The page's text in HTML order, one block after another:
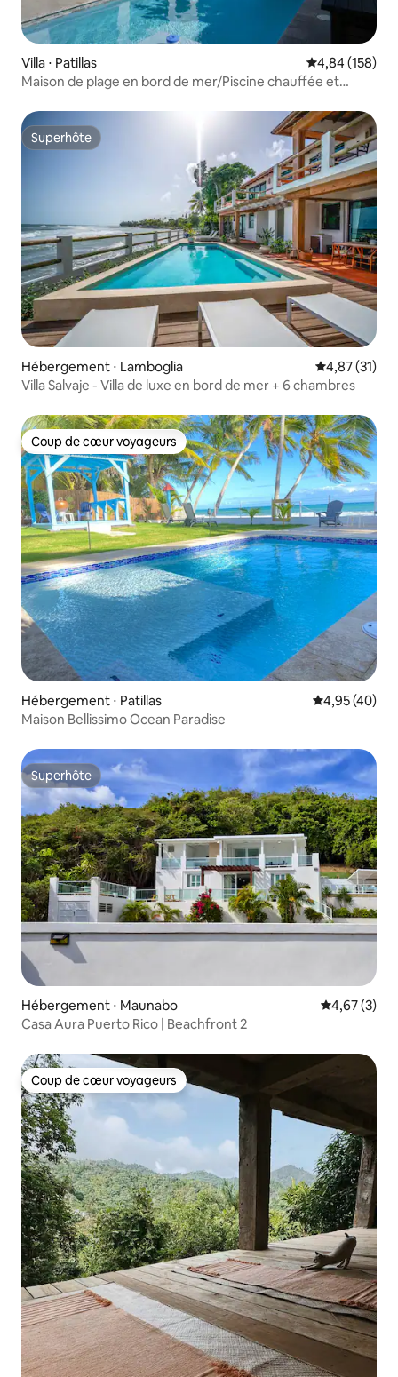
Villa ⋅ Patillas Évaluation
4,84 (158)
Maison de plage en bord de mer/Piscine chauffée et
Superhôte
Superhôte
Hébergement ⋅ Lamboglia Évaluation
4,87 (31)
Villa Salvaje - Villa de luxe en bord de mer + 6 chambres
Coup de cœur voyageurs
Coup de cœur voyageurs
Hébergement ⋅ Patillas Évaluation
4,95 (40)
Maison Bellissimo Ocean Paradise
Superhôte
Superhôte
Hébergement ⋅ Maunabo Évaluation
4,67 (3)
Casa Aura Puerto Rico | Beachfront 2
Coup de cœur voyageurs
Coup de cœur voyageurs